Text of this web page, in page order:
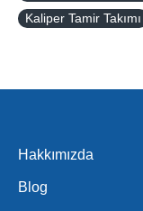
Kaliper Tamir Takımı
Hakkımızda
Blog